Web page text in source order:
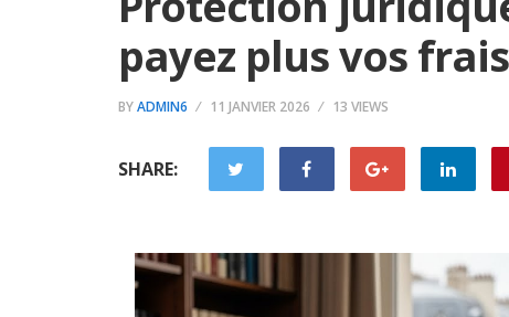
payez plus vos
BYADMIN6 11 JANVIER 2026 13 VIEWS
SHARE: